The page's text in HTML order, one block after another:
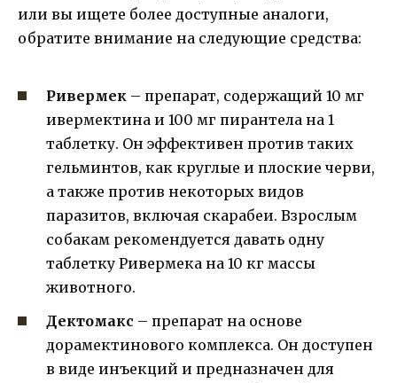
или вы ищете более доступные аналоги,
обратите внимание на следующие средства:
Ривермек – препарат, содержащий 10 мг
ивермектина и 100 мг пирантела на 1
таблетку. Он эффективен против таких
гельминтов, как круглые и плоские черви,
а также против некоторых видов
паразитов, включая скарабеи. Взрослым
собакам рекомендуется давать одну
таблетку Ривермека на 10 кг массы
животного.
Дектомакс – препарат на основе
дорамектинового комплекса. Он доступен
в виде инъекций и предназначен для